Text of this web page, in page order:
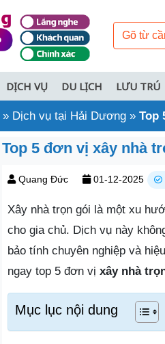
DỊCH VỤ DU LỊCH LƯU TRÚ
» Dịch vụ tại Hải Dương » Top
Top 5 đơn vị xây nhà
Quang Đức 01-12-2025
Xây nhà trọn gói là một xu
cho gia chủ. Dịch vụ này
bảo tính chuyên nghiệp và
ngay top 5 đơn vị xây nhà
Mục lục nội dung